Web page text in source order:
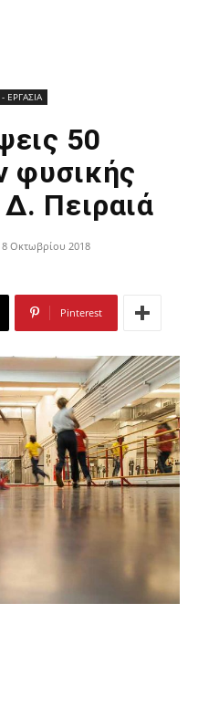
ΕΡΓΑΣΙΑ
50
φυσικής
Πειραιά
Οκτωβρίου 2018
Pinterest